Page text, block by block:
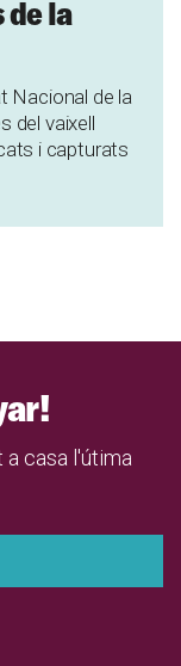
de la
Nacional de la
del vaixell
i capturats
a casa l'útima